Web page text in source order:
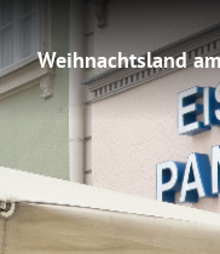
Weihnachtsland